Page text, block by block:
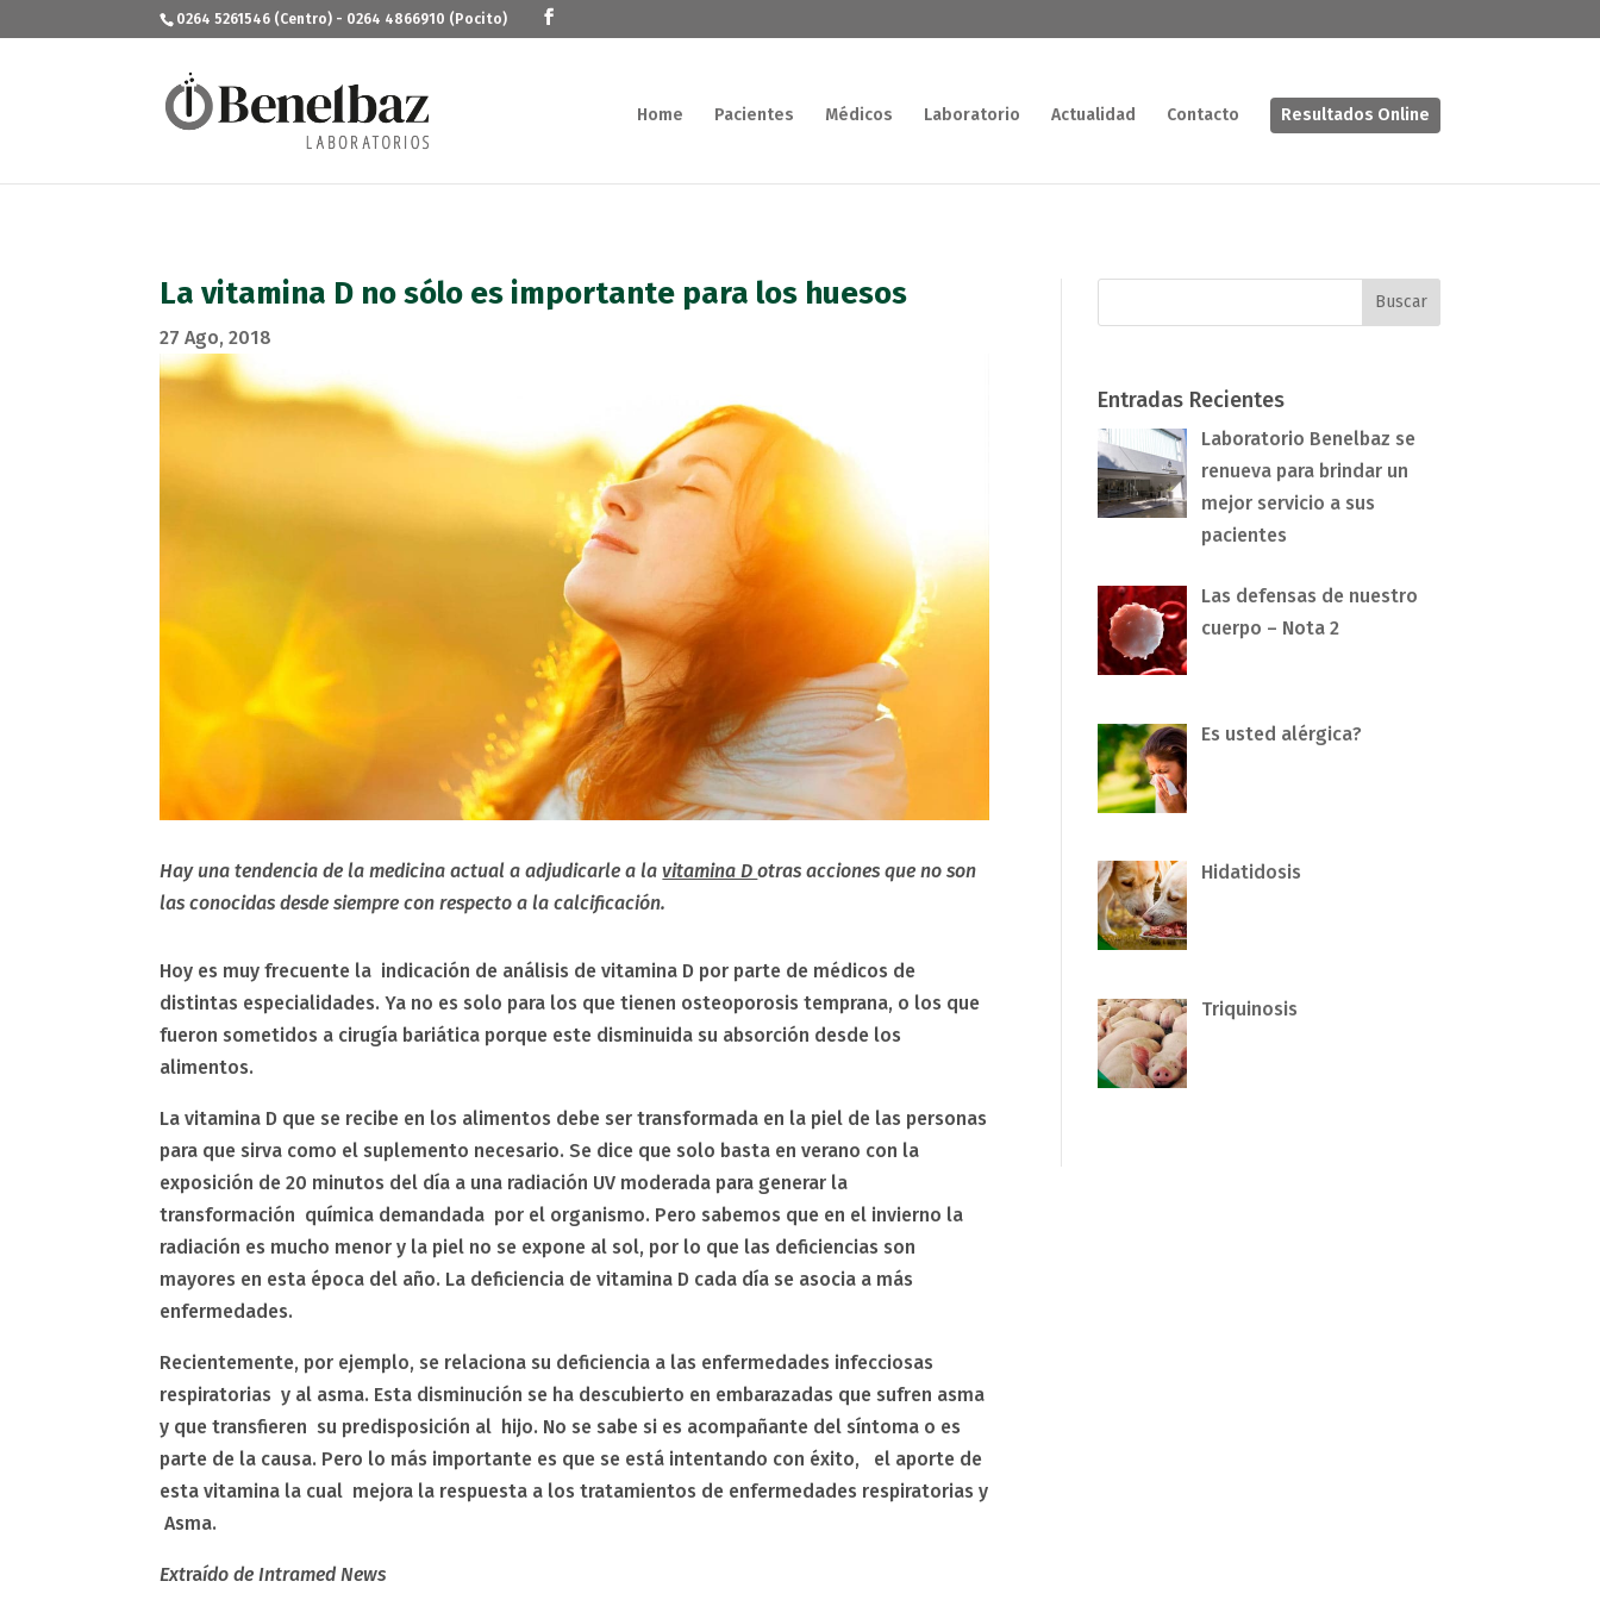
0264 5261546 (Centro) - 0264 4866910 (Pocito)
Home Pacientes Médicos Laboratorio Actualidad Contacto Resultados Online
La vitamina D no sólo es importante para los huesos
27 Ago, 2018
Hay una tendencia de la medicina actual a adjudicarle a lavitamina Dotras acciones que no son
las conocidas desde siempre con respecto a la calcificación.
Hoy es muy frecuente la indicación de análisis de vitamina D por parte de médicos de
distintas especialidades. Ya no es solo para los que tienen osteoporosis temprana, o los que
fueron sometidos a cirugía bariática porque este disminuida su absorción desde los
alimentos.
La vitamina D que se recibe en los alimentos debe ser transformada en la piel de las personas
para que sirva como el suplemento necesario. Se dice que solo basta en verano con la
exposición de 20 minutos del día a una radiación UV moderada para generar la
transformación química demandada por el organismo. Pero sabemos que en el invierno la
radiación es mucho menor y la piel no se expone al sol, por lo que las deficiencias son
mayores en esta época del año. La deficiencia de vitamina D cada día se asocia a más
enfermedades.
Recientemente, por ejemplo, se relaciona su deficiencia a las enfermedades infecciosas
respiratorias y al asma. Esta disminución se ha descubierto en embarazadas que sufren asma
y que transfieren su predisposición al hijo. No se sabe si es acompañante del síntoma o es
parte de la causa. Pero lo más importante es que se está intentando con éxito, el aporte de
esta vitamina la cual mejora la respuesta a los tratamientos de enfermedades respiratorias y
Asma.
Extraído de Intramed News
Entradas Recientes
Laboratorio Benelbaz se
renueva para brindar un
mejor servicio a sus
pacientes
Las defensas de nuestro
cuerpo – Nota 2
Es usted alérgica?
Hidatidosis
Triquinosis